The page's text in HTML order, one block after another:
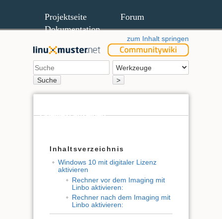
Projektseite
Forum
Dokumentation
zum Inhalt springen
Suche >
Quelltext anzeigen
Inhaltsverzeichnis
Windows 10 mit digitaler Lizenz
aktivieren
Rechner vor dem Imaging mit
Linbo aktivieren:
Rechner nach dem Imaging mit
Linbo aktivieren: